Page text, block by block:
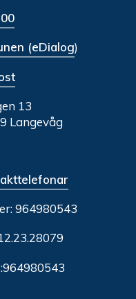
(eDialog)
13
Langevåg
964980543